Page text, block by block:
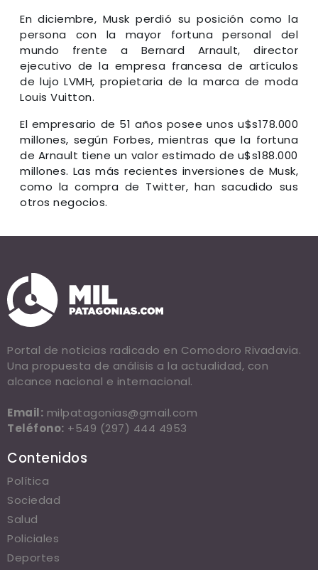
En diciembre, Musk perdió su posición como la
persona con la mayor fortuna personal del
mundo frente a Bernard Arnault, director
ejecutivo de la empresa francesa de artículos
de lujo LVMH, propietaria de la marca de moda
Louis Vuitton.
El empresario de 51 años posee unos u$s178.000
millones, según Forbes, mientras que la fortuna
de Arnault tiene un valor estimado de u$s188.000
millones. Las más recientes inversiones de Musk,
como la compra de Twitter, han sacudido sus
otros negocios.
Portal de noticias radicado en Comodoro Rivadavia.
Una propuesta de análisis a la actualidad, con
alcance nacional e internacional.
Email: milpatagonias@gmail.com
Teléfono: +549 (297) 444 4953
Contenidos
Política
Sociedad
Salud
Policiales
Deportes